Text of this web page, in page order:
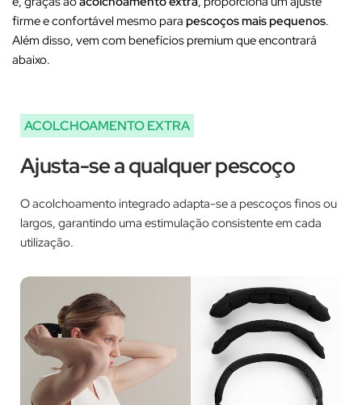
firme e confortável mesmo parapescoços mais pequenos.
Além disso, vem com benefícios premium que encontrará
abaixo.
ACOLCHOAMENTO EXTRA
Ajusta-se a qualquer pescoço
O acolchoamento integrado adapta-se a pescoços finos ou
largos, garantindo uma estimulação consistente em cada
utilização.